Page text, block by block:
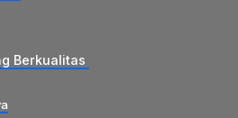
Berkualitas